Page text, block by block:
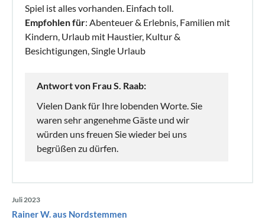
Spiel ist alles vorhanden. Einfach toll.
Empfohlen für: Abenteuer & Erlebnis, Familien mit
Kindern, Urlaub mit Haustier, Kultur &
Besichtigungen, Single Urlaub
Antwort von Frau S. Raab:
Vielen Dank für Ihre lobenden Worte. Sie
waren sehr angenehme Gäste und wir
würden uns freuen Sie wieder bei uns
begrüßen zu dürfen.
Juli 2023
Rainer W. aus Nordstemmen